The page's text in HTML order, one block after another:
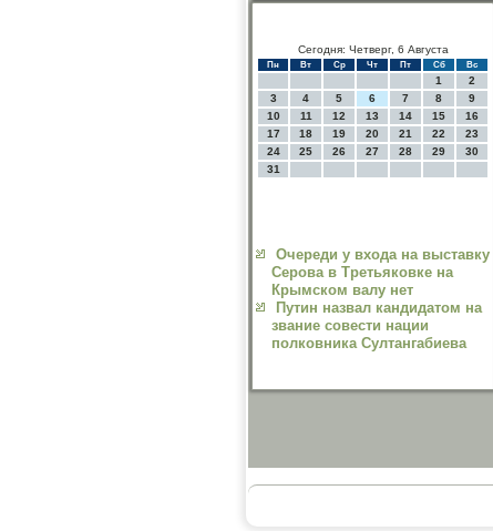
Сегодня: Четверг, 6 Августа
Пн Вт Ср Чт Пт Сб Вс
1
2
3
4 5 6 7 8
9
10
11 12 13 14 15
16
17
18 19 20 21 22
23
24
25 26 27 28 29
30
31
Очереди у входа на выставку
Серова в Третьяковке на
Крымском валу нет
Путин назвал кандидатом на
звание совести нации
полковника Султангабиева